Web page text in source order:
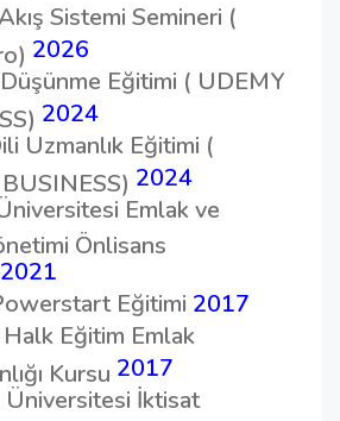
Sistemi Semineri (
2026
Eğitimi ( UDEMY
2024
Uzmanlık Eğitimi (
2024
Emlak ve
Önlisans
2021
Eğitimi 2017
Eğitim Emlak
Kursu 2017
İktisat